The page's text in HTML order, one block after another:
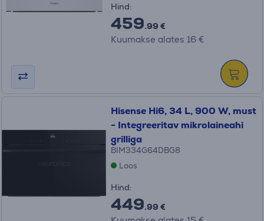
Hind:
459.99 €
Kuumakse alates 16 €
Hisense Hi6, 34 L, 900 W, must
- Integreeritav mikrolaineahi
grilliga
BIM334G64DBG8
Laos
Hind:
449.99 €